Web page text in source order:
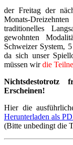
der Freitag der
Monats-
traditionelles
gewohnten
Schweizer System,
da sich unser
müssen wirdie
Erscheinen!
Hier die
Herunterladen als
(Bitte unbedingt die